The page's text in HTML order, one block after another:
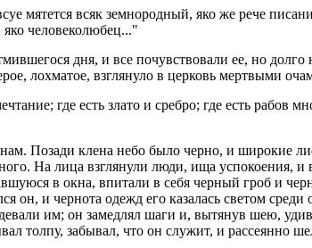
мятется всяк земнородный, яко же рече
человеколюбец..."
дня, и все почувствовали ее, но долго
лохматое, взглянуло в церковь мертвыми
где есть злато и сребро; где есть рабов
Позади клена небо было черно, и широкие
На лица взглянули люди, ища успокоения,
в окна, впитали в себя черный гроб и
он, и чернота одежд его казалась светом
им; он замедлял шаги и, вытянув шею,
толпу, забывал, что он служит, и рассеянно